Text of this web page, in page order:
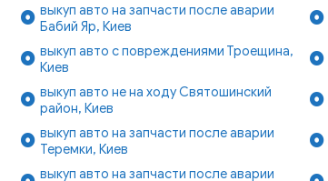
выкуп авто на запчасти после аварии
Бабий Яр, Киев
выкуп авто с повреждениями Троещина,
Киев
выкуп авто не на ходу Святошинский
район, Киев
выкуп авто на запчасти после аварии
Теремки, Киев
выкуп авто на запчасти после аварии